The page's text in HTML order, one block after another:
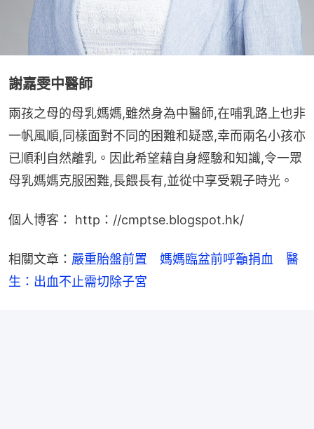
謝嘉雯中醫師
兩孩之母的母乳媽媽,雖然身為中醫師,在哺乳路上也非
一帆風順,同樣面對不同的困難和疑惑,幸而兩名小孩亦
已順利自然離乳。因此希望藉自身經驗和知識,令一眾
母乳媽媽克服困難,長餵長有,並從中享受親子時光。
個人博客： http：//cmptse.blogspot.hk/
相關文章： 嚴重胎盤前置　媽媽臨盆前呼籲捐血　醫
生：出血不止需切除子宮